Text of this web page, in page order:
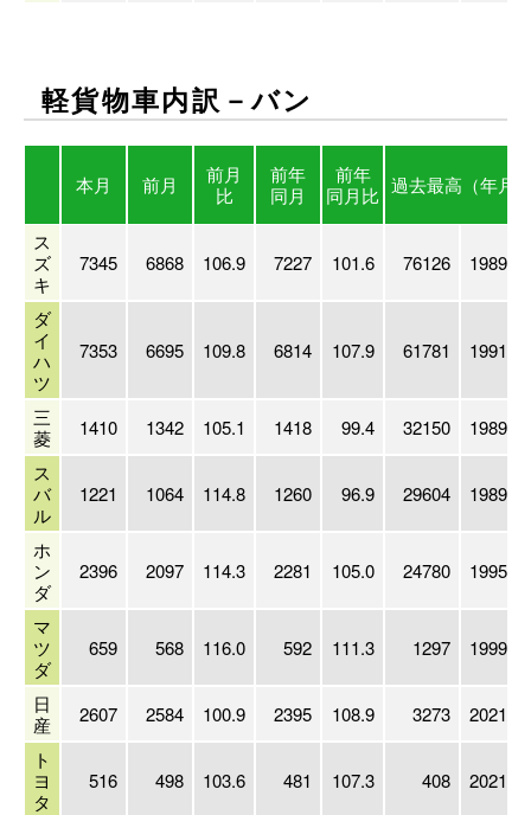
軽貨物車内訳－バン
本月 前月
前月
比
前年
同月
前年
同月比 過去最高 （年月
ス
ズ
キ
7345 6868 106.9 7227 101.6 76126 1989/03
ダ
イ
ハ
ツ
7353 6695 109.8 6814 107.9 61781 1991/03
三
菱
1410 1342 105.1 1418 99.4 32150
1989/03
ス
バ
ル
1221 1064 114.8 1260 96.9 29604 1989/03
ホ
ン
ダ
2396 2097 114.3 2281 105.0 24780 1995/03
マ
ツ
ダ
659 568 116.0 592 111.3 1297 1999/03
日
産
2607 2584 100.9 2395 108.9 3273
2021/03
ト
ヨ
タ
516 498 103.6 481 107.3 408 2021/03